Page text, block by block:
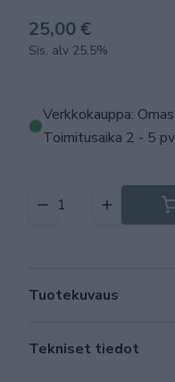
25,00 €
Sis. alv 25.5%
Verkkokauppa:
Toimitusaika 2 - 5 pv
Tuotekuvaus
Tekniset tiedot